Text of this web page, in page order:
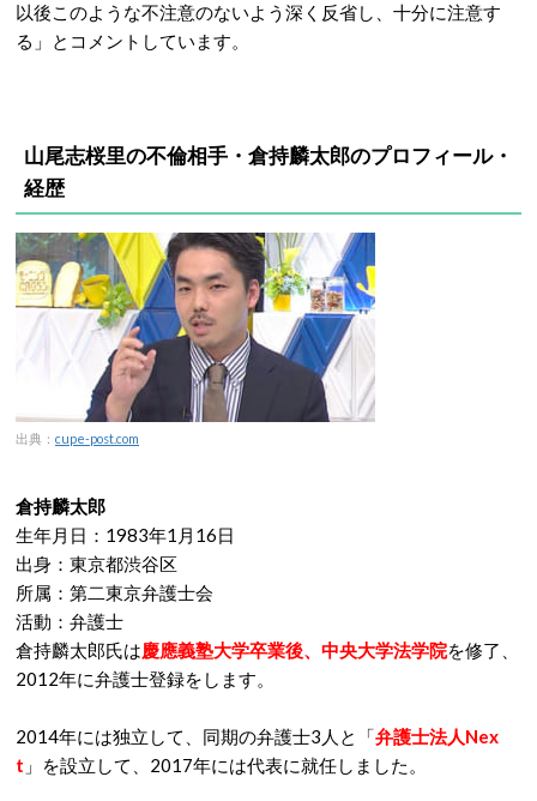
以後このような不注意のないよう深く反省し、十分に注意す
る」とコメントしています。
山尾志桜里の不倫相手・倉持麟太郎のプロフィール・
経歴
出典： cupe-post.com
倉持麟太郎
生年月日：1983年1月16日
出身：東京都渋谷区
所属：第二東京弁護士会
活動：弁護士
倉持麟太郎氏は慶應義塾大学卒業後、中央大学法学院を修了、
2012年に弁護士登録をします。
2014年には独立して、同期の弁護士3人と「弁護士法人Nex
t 」を設立して、2017年には代表に就任しました。